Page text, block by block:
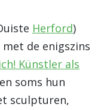
Herford)
de enigszins
Künstler als
soms hun
sculpturen,